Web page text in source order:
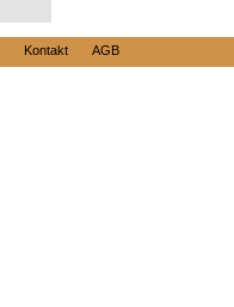
Kontakt AGB